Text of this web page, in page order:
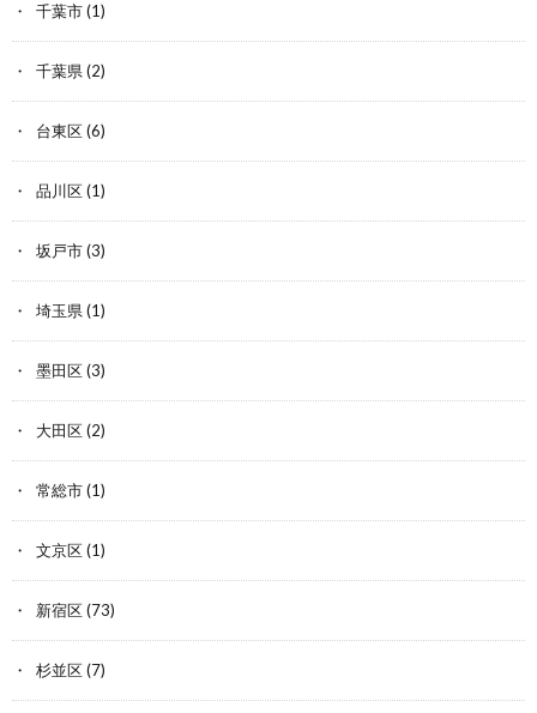
千葉市(1)
千葉県(2)
台東区(6)
品川区(1)
坂戸市(3)
埼玉県(1)
墨田区(3)
大田区(2)
常総市(1)
文京区(1)
新宿区(73)
杉並区(7)